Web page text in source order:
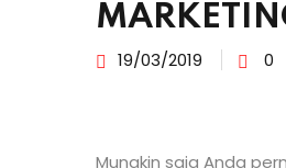
19/03/2019 0
Mungkin saja Anda